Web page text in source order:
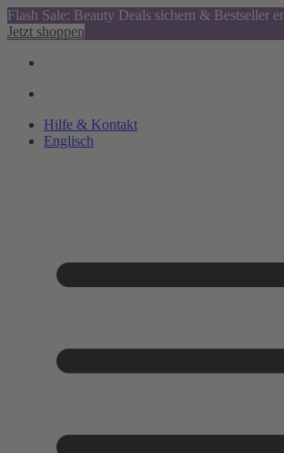
Flash Sale: Beauty Deals sichern & Bestseller
Jetzt shoppen
Hilfe & Kontakt
Englisch